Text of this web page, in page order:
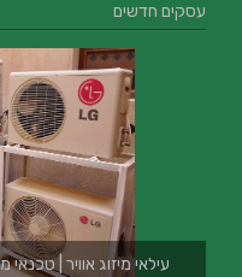
עסקים חדשים
עילאי מיזוג אוויר | טכנאי